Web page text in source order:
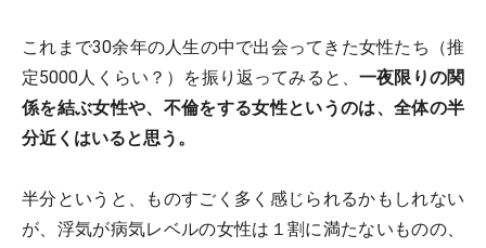
これまで30余年の人生の中で出会ってきた女性たち（推
定5000人くらい？）を振り返ってみると、一夜限りの関
係を結ぶ女性や、不倫をする女性というのは、全体の半
分近くはいると思う。
半分というと、ものすごく多く感じられるかもしれない
が、浮気が病気レベルの女性は１割に満たないものの、